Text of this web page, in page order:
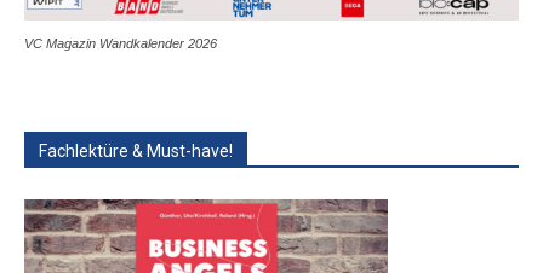
VC Magazin Wandkalender 2026
Fachlektüre & Must-have!